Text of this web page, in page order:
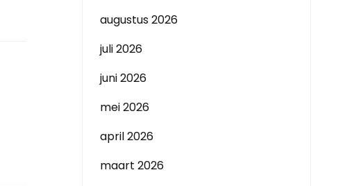
augustus 2026
juli 2026
juni 2026
mei 2026
april 2026
maart 2026